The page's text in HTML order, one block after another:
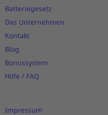
Batteriegesetz
Das Unternehmen
Kontakt
Blog
Bonussystem
Hilfe / FAQ
Impressum